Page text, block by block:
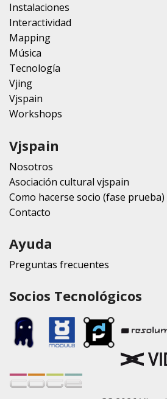
Instalaciones
Interactividad
Mapping
Música
Tecnología
Vjing
Vjspain
Workshops
Vjspain
Nosotros
Asociación cultural vjspain
Como hacerse socio (fase prueba)
Contacto
Ayuda
Preguntas frecuentes
Socios Tecnológicos